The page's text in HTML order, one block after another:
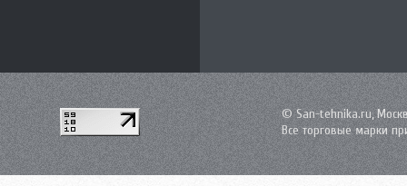
© San-tehnika.ru,
Все торговые марки